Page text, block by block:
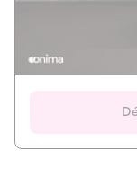
IR 50% JEIR
Onima
CAPITAL
AGRICULTURE